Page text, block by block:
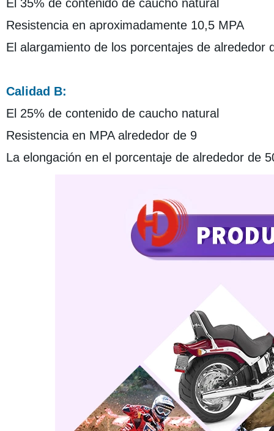
El 35% de contenido de caucho natural
Resistencia en aproximadamente 10,5 MPA
El alargamiento de los porcentajes de alrededor
Calidad B:
El 25% de contenido de caucho natural
Resistencia en MPA alrededor de 9
La elongación en el porcentaje de alrededor de